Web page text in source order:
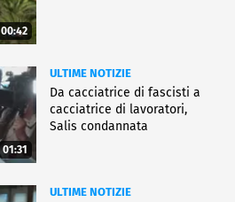
00:42
01:31
ULTIME NOTIZIE
Da cacciatrice di fascisti a
cacciatrice di lavoratori,
Salis condannata
ULTIME NOTIZIE